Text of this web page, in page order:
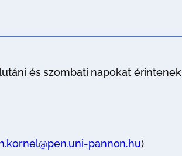
és szombati napokat érintenek
pannon.hu)